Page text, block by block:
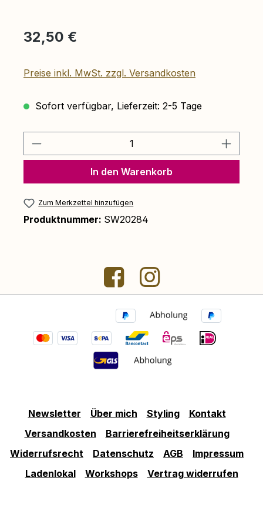
Regulärer Preis:
32,50 €
Preise inkl. MwSt. zzgl. Versandkosten
Sofort verfügbar, Lieferzeit: 2-5 Tage
Produkt Anzahl: Gib den
In den Warenkorb
Zum Merkzettel hinzufügen
Produktnummer: SW20284
Newsletter Über mich Styling
Kontakt
Versandkosten
Barrierefreiheitserklärung
Widerrufsrecht
Datenschutz AGB
Impressum
Ladenlokal
Workshops Vertrag widerrufen